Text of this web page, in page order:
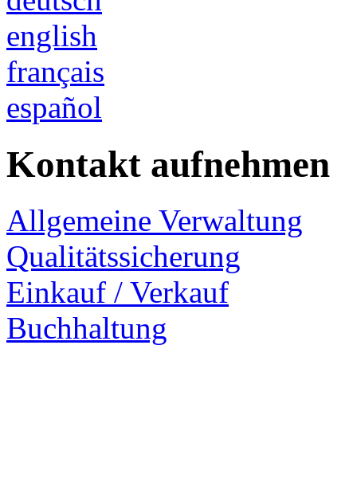
english
français
español
Kontakt aufnehmen
Allgemeine Verwaltung
Qualitätssicherung
Einkauf / Verkauf
Buchhaltung